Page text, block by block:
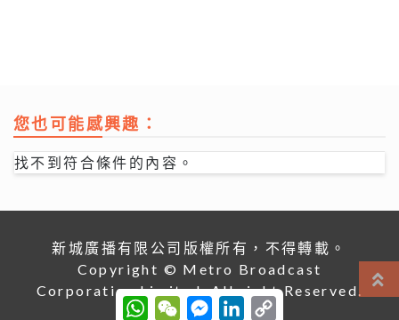
您也可能感興趣：
找不到符合條件的內容。
新城廣播有限公司版權所有，不得轉載。
Copyright © Metro Broadcast
Corporation Limited. All right Reserved.
W
W
M
L